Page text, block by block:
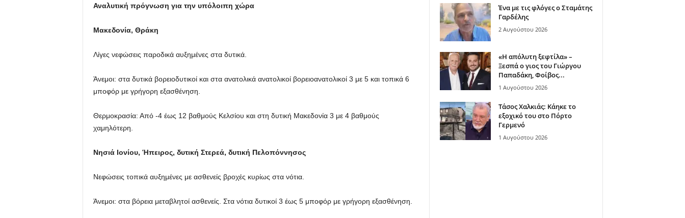
Αναλυτική πρόγνωση για την υπόλοιπη χώρα
Μακεδονία, Θράκη
Λίγες νεφώσεις παροδικά αυξημένες στα δυτικά.
Άνεμοι: στα δυτικά βορειοδυτικοί και στα ανατολικά ανατολικοί βορειοανατολικοί 3 με 5 και τοπικά 6
μποφόρ με γρήγορη εξασθένηση.
Θερμοκρασία: Από -4 έως 12 βαθμούς Κελσίου και στη δυτική Μακεδονία 3 με 4 βαθμούς
χαμηλότερη.
Νησιά Ιονίου, Ήπειρος, δυτική Στερεά, δυτική Πελοπόννησος
Νεφώσεις τοπικά αυξημένες με ασθενείς βροχές κυρίως στα νότια.
Άνεμοι: στα βόρεια μεταβλητοί ασθενείς. Στα νότια δυτικοί 3 έως 5 μποφόρ με γρήγορη εξασθένηση.
Ένα με τις φλόγες ο Σταμάτης
Γαρδέλης
2 Αυγούστου 2026
«Η απόλυτη ξεφτίλα» –
Ξεσπά ο γιος του Γιώργου
Παπαδάκη, Φοίβος...
1 Αυγούστου 2026
Τάσος Χαλκιάς: Κάηκε το
εξοχικό του στο Πόρτο
Γερμενό
1 Αυγούστου 2026